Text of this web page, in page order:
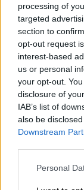
processing of
targeted
section to
opt-out request
interest-based
us or personal
your opt-out.
disclosure of
IAB’s list of
also be
Downstream
Personal
Τι σχέση
μύγα; Το
απάντηση